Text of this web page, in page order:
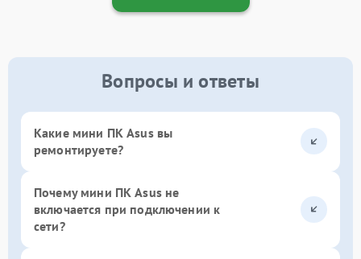
Вопросы и ответы
Какие мини ПК Asus вы
ремонтируете?
Почему мини ПК Asus не
включается при подключении к
сети?